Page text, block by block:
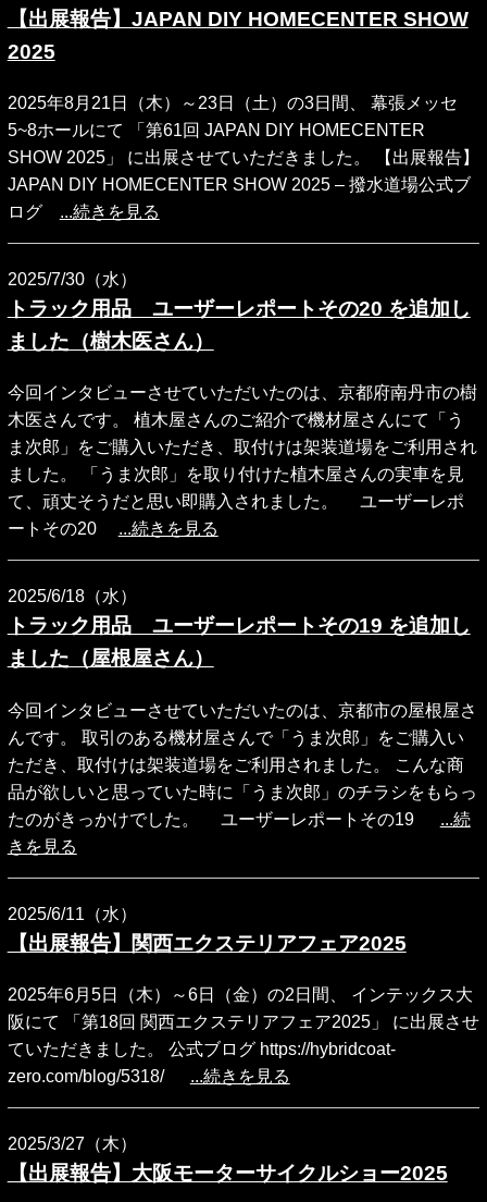
【出展報告】JAPAN DIY HOMECENTER SHOW
2025
2025年8月21日（木）～23日（土）の3日間、 幕張メッセ
5~8ホールにて 「第61回 JAPAN DIY HOMECENTER
SHOW 2025」 に出展させていただきました。 【出展報告】
JAPAN DIY HOMECENTER SHOW 2025 – 撥水道場公式ブ
ログ ...続きを見る
2025/7/30（水）
トラック用品 ユーザーレポートその20 を追加し
ました（樹木医さん）
今回インタビューさせていただいたのは、京都府南丹市の樹
木医さんです。 植木屋さんのご紹介で機材屋さんにて「う
ま次郎」をご購入いただき、取付けは架装道場をご利用され
ました。 「うま次郎」を取り付けた植木屋さんの実車を見
て、頑丈そうだと思い即購入されました。 ユーザーレポ
ートその20 ...続きを見る
2025/6/18（水）
トラック用品 ユーザーレポートその19 を追加し
ました（屋根屋さん）
今回インタビューさせていただいたのは、京都市の屋根屋さ
んです。 取引のある機材屋さんで「うま次郎」をご購入い
ただき、取付けは架装道場をご利用されました。 こんな商
品が欲しいと思っていた時に「うま次郎」のチラシをもらっ
たのがきっかけでした。 ユーザーレポートその19 ...続
きを見る
2025/6/11（水）
【出展報告】関西エクステリアフェア2025
2025年6月5日（木）～6日（金）の2日間、 インテックス大
阪にて 「第18回 関西エクステリアフェア2025」 に出展させ
ていただきました。 公式ブログ https://hybridcoat-
zero.com/blog/5318/ ...続きを見る
2025/3/27（木）
【出展報告】大阪モーターサイクルショー2025